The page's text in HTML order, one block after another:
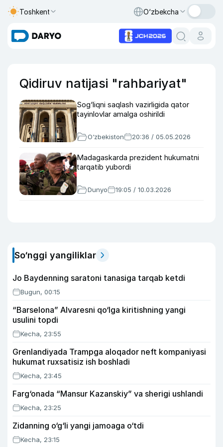
Toshkent O‘zbekcha
Qidiruv natijasi "rahbariyat"
Sog‘liqni saqlash vazirligida qator
tayinlovlar amalga oshirildi
O‘zbekiston 20:36 / 05.05.2026
Madagaskarda prezident hukumatni
tarqatib yubordi
Dunyo 19:05 / 10.03.2026
So‘nggi yangiliklar
Jo Baydenning saratoni tanasiga tarqab ketdi
Bugun, 00:15
“Barselona” Alvaresni qo‘lga kiritishning yangi
usulini topdi
Kecha, 23:55
Grenlandiyada Trampga aloqador neft kompaniyasi
hukumat ruxsatisiz ish boshladi
Kecha, 23:45
Farg‘onada “Mansur Kazanskiy” va sherigi ushlandi
Kecha, 23:25
Zidanning o‘g‘li yangi jamoaga o‘tdi
Kecha, 23:15